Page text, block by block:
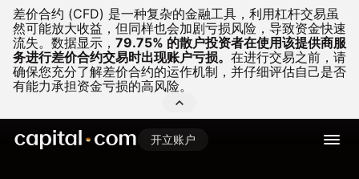
差价合约 (CFD) 是一种复杂的金融工具，利用杠杆交易虽
然可能放大收益，但同样也会加剧亏损风险，导致资金快速
流失。 数据显示， 79.75% 的散户投资者在使用该提供商服
务进行差价合约交易时出现账户亏损。 在进行交易之前，请
确保您充分了解差价合约的运作机制，并仔细评估自己是否
有能力承担资金亏损的高风险。
开立账户